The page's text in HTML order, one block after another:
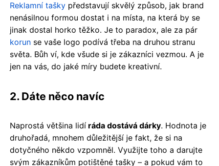
Reklamní tašky představují skvělý způsob, jak brand
nenásilnou formou dostat i na místa, na která by se
jinak dostal horko těžko. Je to paradox, ale za pár
korun se vaše logo podívá třeba na druhou stranu
světa. Bůh ví, kde všude si je zákazníci vezmou. A je
jen na vás, do jaké míry budete kreativní.
2. Dáte něco navíc
Naprostá většina lidí ráda dostává dárky. Hodnota je
druhořadá, mnohem důležitější je fakt, že si na
dotyčného někdo vzpomněl. Využijte toho a darujte
svým zákazníkům potištěné tašky – a pokud vám to